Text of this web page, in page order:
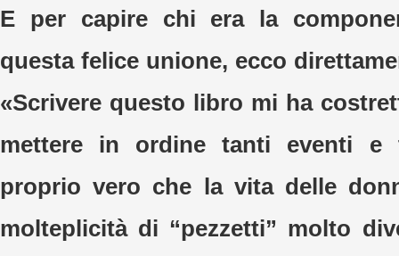
E per capire chi era la
questa felice unione, ecco
«Scrivere questo libro mi ha
mettere in ordine tanti eventi e
proprio vero che la vita delle
molteplicità di “pezzetti” molto